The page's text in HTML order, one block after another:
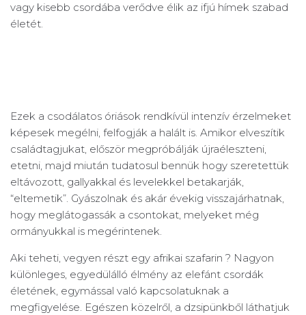
vagy kisebb csordába verődve élik az ifjú hímek szabad
életét.
Ezek a csodálatos óriások rendkívül intenzív érzelmeket
képesek megélni, felfogják a halált is. Amikor elveszítik
családtagjukat, először megpróbálják újraéleszteni,
etetni, majd miután tudatosul bennük hogy szeretettük
eltávozott, gallyakkal és levelekkel betakarják,
“eltemetik”. Gyászolnak és akár évekig visszajárhatnak,
hogy meglátogassák a csontokat, melyeket még
ormányukkal is megérintenek.
Aki teheti, vegyen részt egy afrikai szafarin ? Nagyon
különleges, egyedülálló élmény az elefánt csordák
életének, egymással való kapcsolatuknak a
megfigyelése. Egészen közelről, a dzsipünkből láthatjuk